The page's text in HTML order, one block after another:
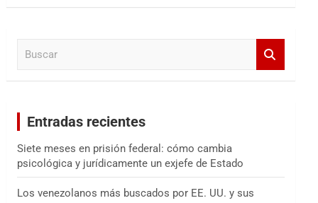
Entradas recientes
Siete meses en prisión federal: cómo cambia
psicológica y jurídicamente un exjefe de Estado
Los venezolanos más buscados por EE. UU. y sus